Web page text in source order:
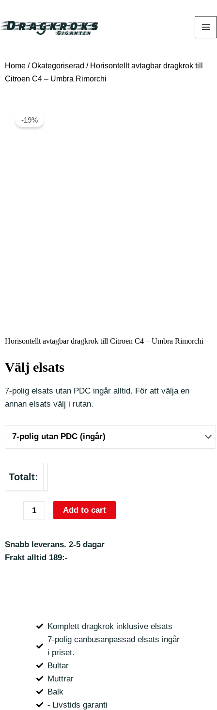
Home /Okategoriserad / Horisontellt avtagbar dragkrok till
Citroen C4 – Umbra Rimorchi
-19%
Horisontellt avtagbar dragkrok till Citroen C4 – Umbra Rimorchi
Välj elsats
7-polig elsats utan PDC ingår alltid. För att välja en
annan elsats välj i rutan.
Totalt:
Add to cart
Snabb leverans. 2-5 dagar
Frakt alltid 189:-
Komplett dragkrok inklusive elsats
7-polig canbusanpassad elsats ingår
i priset.
Bultar
Muttrar
Balk
⁃ Livstids garanti